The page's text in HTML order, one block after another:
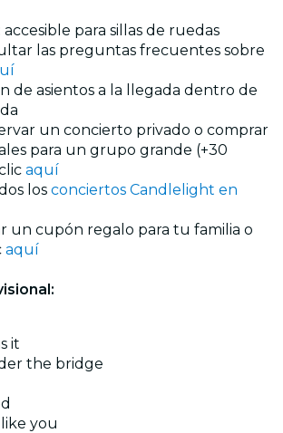
accesible para sillas de ruedas
las preguntas frecuentes sobre
de asientos a la llegada dentro de
un concierto privado o comprar
para un grupo grande (+30
aquí
los conciertos Candlelight en
un cupón regalo para tu familia o
aquí
it
the bridge
you